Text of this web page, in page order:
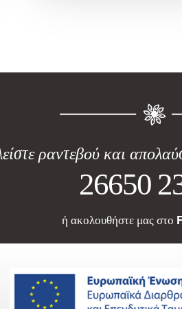
ραντεβού και
26650
ή ακολουθήστε μας στο